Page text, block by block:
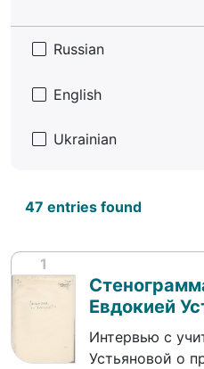
47 entries found
1
Евдокией
Интервью с
Устьяновой о
Russian
English
Ukrainian